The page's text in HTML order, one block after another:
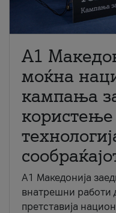
A1
моќна
кампања
A1 Македонија
внатрешни работи
претставија